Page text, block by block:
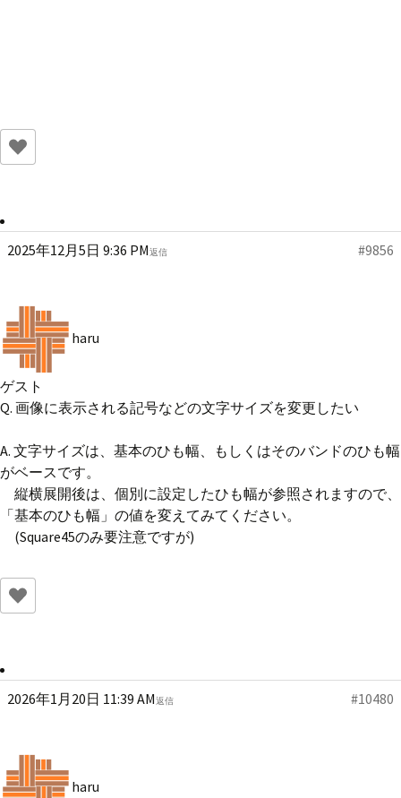
2025年12月5日 9:36 PM #9856
返信
haru
ゲスト
Q. 画像に表示される記号などの文字サイズを変更したい
A. 文字サイズは、基本のひも幅、もしくはそのバンドのひも幅
がベースです。
縦横展開後は、個別に設定したひも幅が参照されますので、
「基本のひも幅」の値を変えてみてください。
(Square45のみ要注意ですが)
2026年1月20日 11:39 AM #10480
返信
haru